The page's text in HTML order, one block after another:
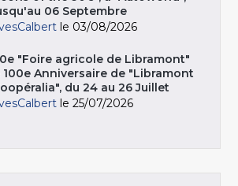
06 Septembre
le 03/08/2026
"Foire agricole de Libramont"
100e Anniversaire de "Libramont
du 24 au 26 Juillet
le 25/07/2026